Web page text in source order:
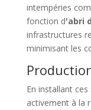
intempéries
fonction d'abri
infrastructures
minimisant les
En installant
activement à la